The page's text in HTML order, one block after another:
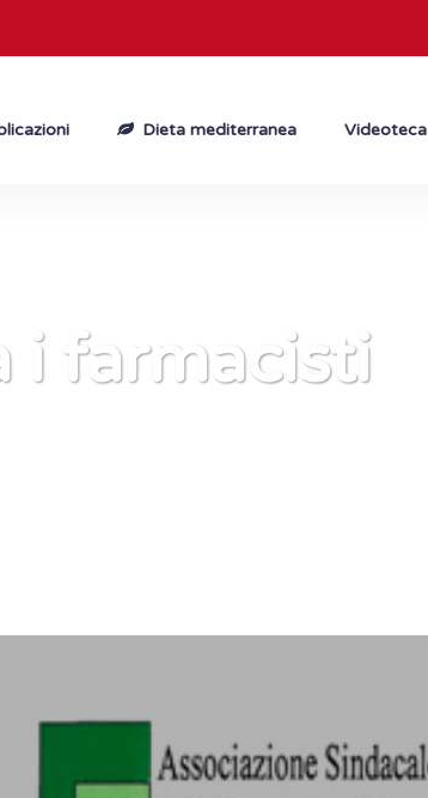
Dieta mediterranea Videoteca
i farmacisti